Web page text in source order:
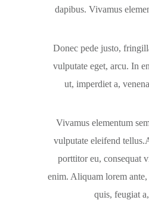
dapibus. Vivamus
Donec pede justo,
vulputate eget, arcu. In
ut, imperdiet a,
Vivamus elementum
vulputate eleifend
porttitor eu, consequat
enim. Aliquam lorem
quis, feugiat